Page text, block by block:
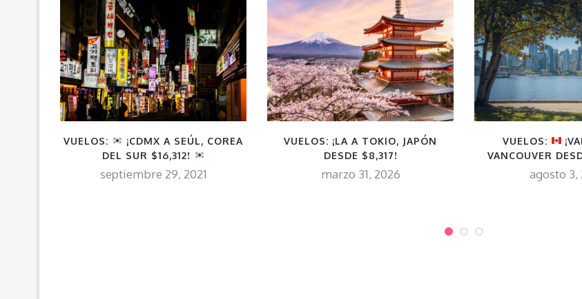
VUELOS:
¡CDMX A SEÚL, COREA
DEL SUR $16,312!
septiembre 29, 2021
VUELOS: ¡LA A TOKIO, JAPÓN
DESDE $8,317!
marzo 31, 2026
VUELOS:
VANCOUVER
agosto 3,